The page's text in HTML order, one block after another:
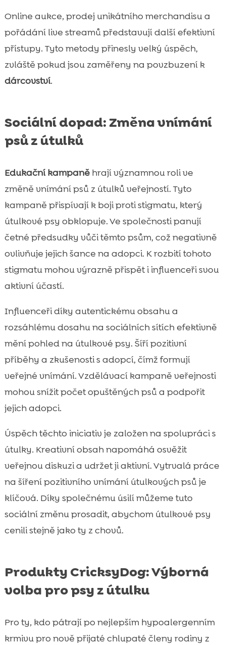
Online aukce, prodej unikátního merchandisu a
pořádání live streamů představují další efektivní
přístupy. Tyto metody přinesly velký úspěch,
zvláště pokud jsou zaměřeny na povzbuzení k
dárcovství.
Sociální dopad: Změna vnímání
psů z útulků
Edukační kampaněhrají významnou roli ve
změně vnímání psů z útulků veřejností. Tyto
kampaně přispívají k boji proti stigmatu, který
útulkové psy obklopuje. Ve společnosti panují
četné předsudky vůči těmto psům, což negativně
ovlivňuje jejich šance na adopci. K rozbití tohoto
stigmatu mohou výrazně přispět i influenceři svou
aktivní účastí.
Influenceři díky autentickému obsahu a
rozsáhlému dosahu na sociálních sítích efektivně
mění pohled na útulkové psy. Šíří pozitivní
příběhy a zkušenosti s adopcí, čímž formují
veřejné vnímání. Vzdělávací kampaně veřejnosti
mohou snížit počet opuštěných psů a podpořit
jejich adopci.
Úspěch těchto iniciativ je založen na spolupráci s
útulky. Kreativní obsah napomáhá osvěžit
veřejnou diskuzi a udržet ji aktivní. Vytrvalá práce
na šíření pozitivního vnímání útulkových psů je
klíčová. Díky společnému úsilí můžeme tuto
sociální změnu prosadit, abychom útulkové psy
cenili stejně jako ty z chovů.
Produkty CricksyDog: Výborná
volba pro psy z útulku
Pro ty, kdo pátrají po nejlepším hypoalergenním
krmivu pro nově přijaté chlupaté členy rodiny z